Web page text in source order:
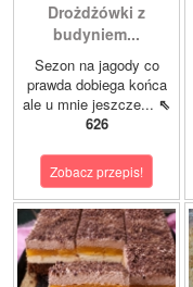
Drożdżówki z
budyniem...
Sezon na jagody co
prawda dobiega końca
ale u mnie jeszcze... ⇖
626
Zobacz przepis!